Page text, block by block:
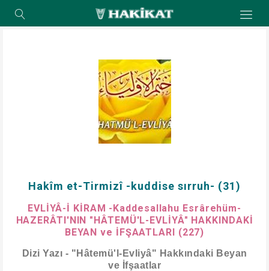
Hakîm et-Tirmizî -kuddise sırruh- (31)
EVLİYÂ-İ KİRAM -Kaddesallahu Esrârehüm-
HAZERÂTI'NIN "HÂTEMÜ'L-EVLİYÂ" HAKKINDAKİ
BEYAN ve İFŞAATLARI (227)
Dizi Yazı - "Hâtemü'l-Evliyâ" Hakkındaki Beyan
ve İfşaatlar